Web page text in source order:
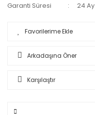
Garanti Süresi
24 Ay
Arkadaşına Öner
Karşılaştır